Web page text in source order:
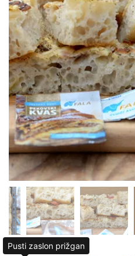
Pusti zaslon prižgan